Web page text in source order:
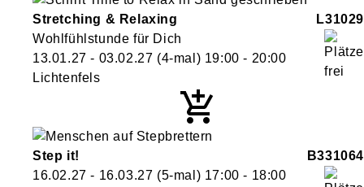
Stretching & Relaxing
L31029
Wohlfühlstunde für Dich
13.01.27 - 03.02.27 (4-mal) 19:00 - 20:00
Lichtenfels
Step it!
B331064
16.02.27 - 16.03.27 (5-mal) 17:00 - 18:00